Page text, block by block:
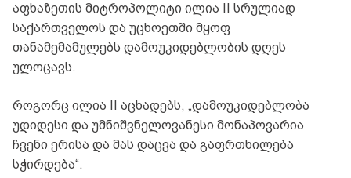
აფხაზეთის მიტროპოლიტი ილია II სრულიად
საქართველოს და უცხოეთში მყოფ
თანამემამულებს დამოუკიდებლობის დღეს
ულოცავს.
როგორც ილია II აცხადებს, „დამოუკიდებლობა
უდიდესი და უმნიშვნელოვანესი მონაპოვარია
ჩვენი ერისა და მას დაცვა და გაფრთხილება
სჭირდება“.